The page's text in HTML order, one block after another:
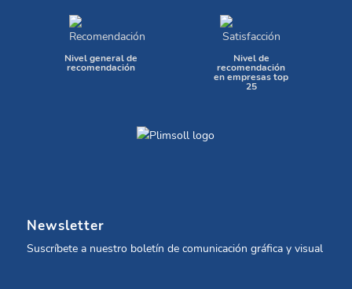
Nivel general de
recomendación
Nivel de
recomendación
en empresas top
25
Newsletter
Suscríbete a nuestro boletín de comunicación gráfica y visual